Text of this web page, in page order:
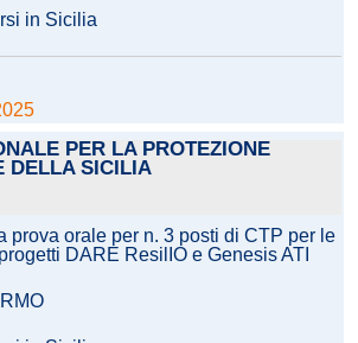
in Sicilia
PER LA PROTEZIONE
DELLA SICILIA
prova orale per n. 3 posti di CTP per le
DARE ResilIO e Genesis ATI